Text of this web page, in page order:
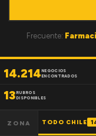
Frecuente:
14.214NEGOCIOS
ENCONTRADOS
13RUBROS
DISPONIBLES
ZONA TODO CHILE